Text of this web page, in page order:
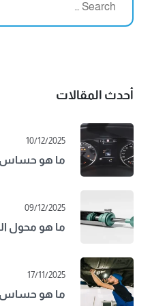
أحدث المقالات
10/12/2025
ما هو حساس
09/12/2025
ما هو محول
17/11/2025
ما هو حساس